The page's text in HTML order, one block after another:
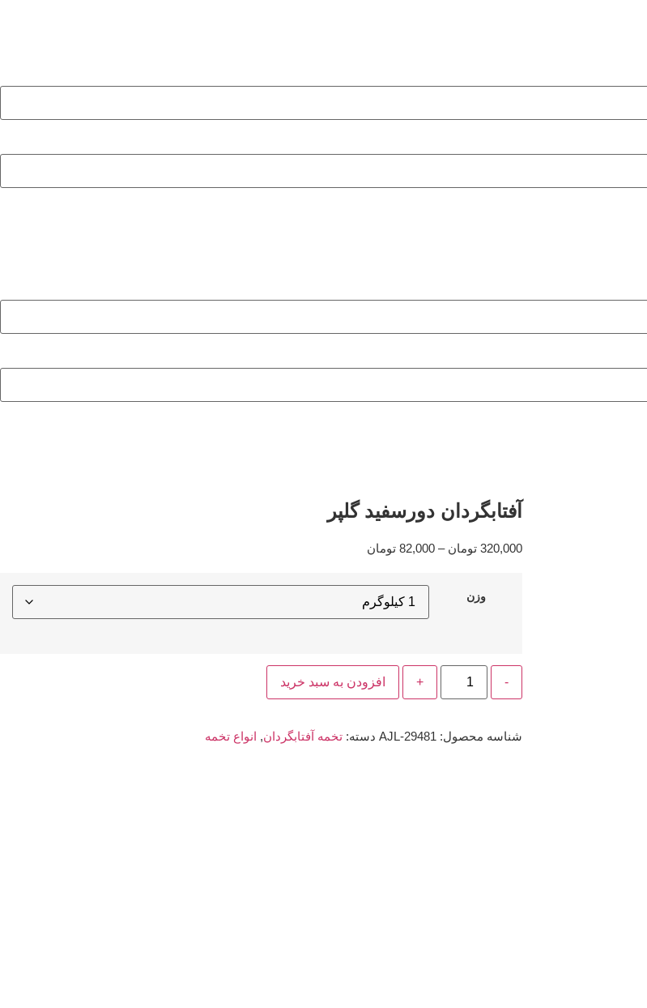
آفتابگردان دورسفید گلپر
320,000 تومان –
82,000 تومان
وزن
افزودن به سبد خرید
شناسه محصول: AJL-29481 دسته: تخمه آفتابگردان, انواع تخمه